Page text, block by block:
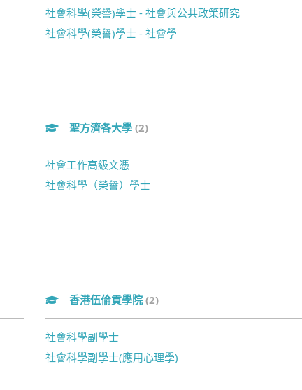
社會科學(榮譽)學士 - 社會與公共政策研究
社會科學(榮譽)學士 - 社會學
聖方濟各大學 (2)
社會工作高級文憑
社會科學（榮譽）學士
香港伍倫貢學院 (2)
社會科學副學士
社會科學副學士(應用心理學)